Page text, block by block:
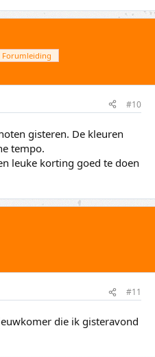
Forumleiding
#10
gisteren. De kleuren
tempo.
leuke korting goed te doen
#11
die ik gisteravond